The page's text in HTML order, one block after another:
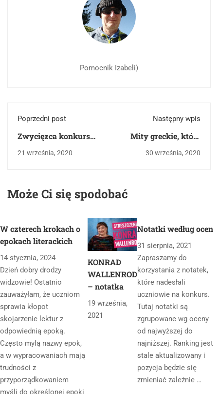
Pomocnik Izabeli)
Poprzedni post
Zwycięzca konkursu
wiedzy o lekturach
21 września, 2020
Następny wpis
Mity greckie, które
warto znać
30 września, 2020
Może Ci się spodobać
W czterech krokach o
epokach literackich
14 stycznia, 2024
Dzień dobry drodzy
widzowie! Ostatnio
zauważyłam, że uczniom
sprawia kłopot
skojarzenie lektur z
odpowiednią epoką.
Często mylą nazwy epok,
a w wypracowaniach mają
trudności z
przyporządkowaniem
myśli do określonej epoki
KONRAD
WALLENROD
– notatka
19 września,
2021
Notatki według ocen
31 sierpnia, 2021
Zapraszamy do
korzystania z notatek,
które nadesłali
uczniowie na konkurs.
Tutaj notatki są
zgrupowane wg oceny
od najwyższej do
najniższej. Ranking jest
stale aktualizowany i
pozycja będzie się
zmieniać zależnie …